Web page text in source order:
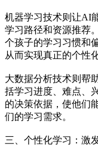
机器学习技术则让AI
学习路径和资源推荐
个孩子的学习习惯和
从而实现真正的个性
大数据分析技术则帮
括学习进度、难点、
的决策依据，使他们
们的学习需求。
三、个性化学习：激